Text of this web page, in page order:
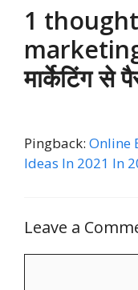
1
मार्केटिंग से
Pingback: Online
Ideas In 2021 In
Leave a